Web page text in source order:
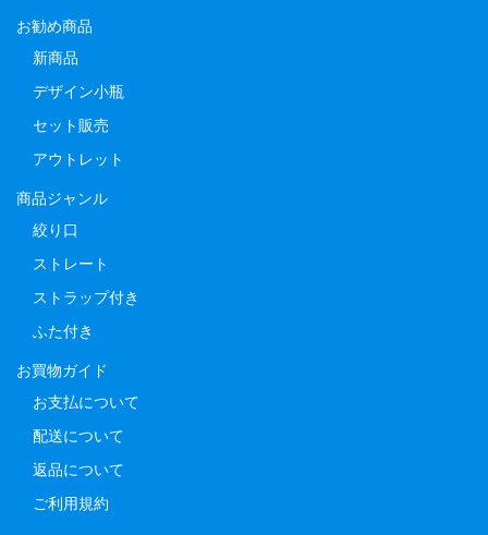
お勧め商品
新商品
デザイン小瓶
セット販売
アウトレット
商品ジャンル
絞り口
ストレート
ストラップ付き
ふた付き
お買物ガイド
お支払について
配送について
返品について
ご利用規約